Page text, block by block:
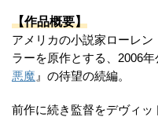
【作品概要】
アメリカの小説家ローレ
ラーを原作とする、2006
悪魔 』の待望の続編。
前作に続き監督をデヴィッ